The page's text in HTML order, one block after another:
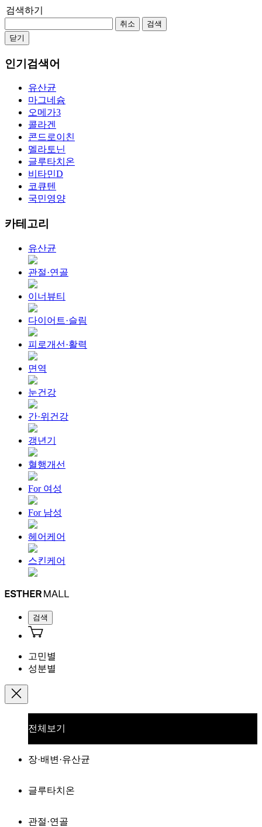
검색하기
취소
검색
닫기
인기검색어
유산균
마그네슘
오메가3
콜라겐
콘드로이친
멜라토닌
글루타치온
비타민D
코큐텐
국민영양
카테고리
유산균
관절·연골
이너뷰티
다이어트·슬림
피로개선·활력
면역
눈건강
간·위건강
갱년기
혈행개선
For 여성
For 남성
헤어케어
스킨케어
검색
고민별
성분별
전체보기
장·배변·유산균
글루타치온
관절·연골